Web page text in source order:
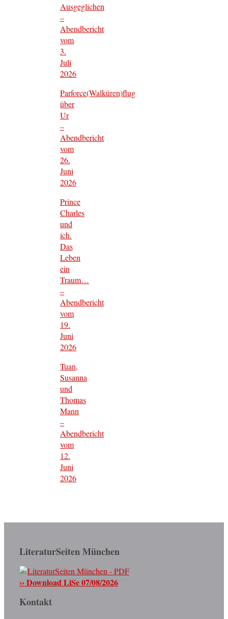
Ausgeglichen
–
Abendbericht
vom
3.
Juli
2026
Parforce(Walküren)flug
über
Ur
–
Abendbericht
vom
26.
Juni
2026
Prince
Charles
und
ich.
Das
Leben
ein
Traum…
–
Abendbericht
vom
19.
Juni
2026
Tuan,
Susanna
und
Thomas
Mann
–
Abendbericht
vom
12.
Juni
2026
LiteraturSeiten München
›› Download LiSe 07/08/2026
Kontakt